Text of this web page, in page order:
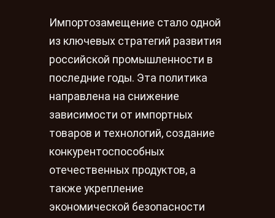
Импортозамещение стало одной
из ключевых стратегий развития
российской промышленности в
последние годы. Эта политика
направлена на снижение
зависимости от импортных
товаров и технологий, создание
конкурентоспособных
отечественных продуктов, а
также укрепление
экономической безопасности